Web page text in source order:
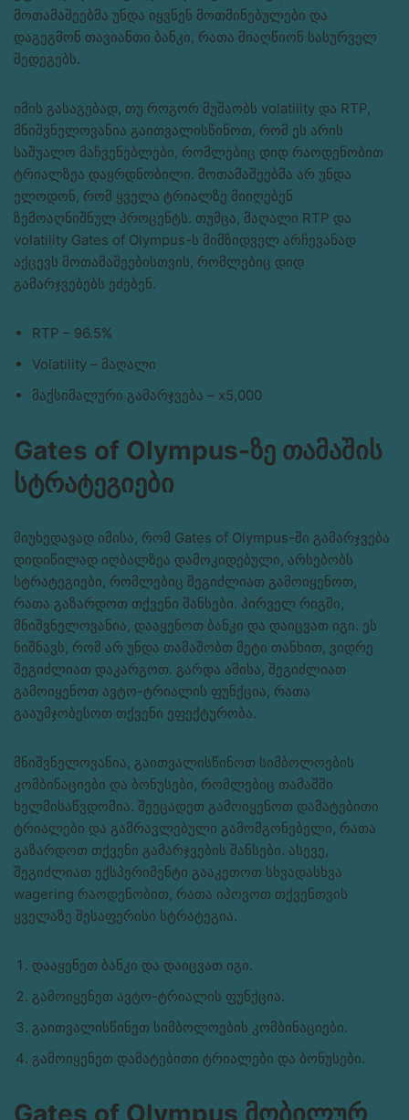
მოთამაშეებმა უნდა იყვნენ მოთმინებულები და
დაგეგმონ თავიანთი ბანკი, რათა მიაღწიონ სასურველ
შედეგებს.
იმის გასაგებად, თუ როგორ მუშაობს volatility და RTP,
მნიშვნელოვანია გაითვალისწინოთ, რომ ეს არის
საშუალო მაჩვენებლები, რომლებიც დიდ რაოდენობით
ტრიალზეა დაყრდნობილი. მოთამაშეებმა არ უნდა
ელოდონ, რომ ყველა ტრიალზე მიიღებენ
ზემოაღნიშნულ პროცენტს. თუმცა, მაღალი RTP და
volatility Gates of Olympus-ს მიმზიდველ არჩევანად
აქცევს მოთამაშეებისთვის, რომლებიც დიდ
გამარჯვებებს ეძებენ.
RTP – 96.5%
Volatility – მაღალი
მაქსიმალური გამარჯვება – x5,000
Gates of Olympus-ზე თამაშის
სტრატეგიები
მიუხედავად იმისა, რომ Gates of Olympus-ში გამარჯვება
დიდიწილად იღბალზეა დამოკიდებული, არსებობს
სტრატეგიები, რომლებიც შეგიძლიათ გამოიყენოთ,
რათა გაზარდოთ თქვენი შანსები. პირველ რიგში,
მნიშვნელოვანია, დააყენოთ ბანკი და დაიცვათ იგი. ეს
ნიშნავს, რომ არ უნდა თამაშობთ მეტი თანხით, ვიდრე
შეგიძლიათ დაკარგოთ. გარდა ამისა, შეგიძლიათ
გამოიყენოთ ავტო-ტრიალის ფუნქცია, რათა
გააუმჯობესოთ თქვენი ეფექტურობა.
მნიშვნელოვანია, გაითვალისწინოთ სიმბოლოების
კომბინაციები და ბონუსები, რომლებიც თამაშში
ხელმისაწვდომია. შეეცადეთ გამოიყენოთ დამატებითი
ტრიალები და გამრავლებული გამომგონებელი, რათა
გაზარდოთ თქვენი გამარჯვების შანსები. ასევე,
შეგიძლიათ ექსპერიმენტი გააკეთოთ სხვადასხვა
wagering რაოდენობით, რათა იპოვოთ თქვენთვის
ყველაზე შესაფერისი სტრატეგია.
დააყენეთ ბანკი და დაიცვათ იგი.
გამოიყენეთ ავტო-ტრიალის ფუნქცია.
გაითვალისწინეთ სიმბოლოების კომბინაციები.
გამოიყენეთ დამატებითი ტრიალები და ბონუსები.
Gates of Olympus მობილურ